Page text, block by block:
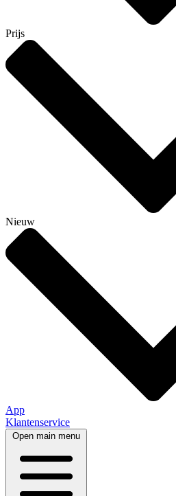
Prijs
Nieuw
App
Klantenservice
Open main menu